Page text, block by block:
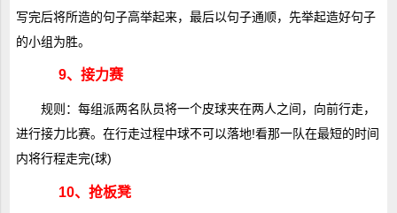
写完后将所造的句子高举起来，最后以句子通顺，先举起造好句子
的小组为胜。
9、接力赛
规则：每组派两名队员将一个皮球夹在两人之间，向前行走，
进行接力比赛。在行走过程中球不可以落地!看那一队在最短的时间
内将行程走完(球)
10、抢板凳